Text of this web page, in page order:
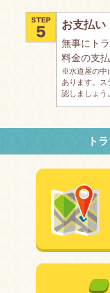
お支払い
無事にト
料金の支
※水道屋の中
あります。
認しましょう。
ト